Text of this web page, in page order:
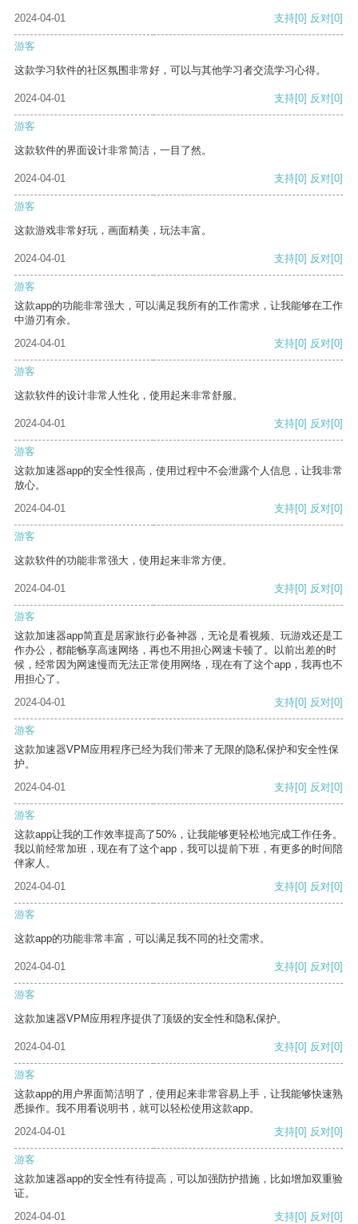
2024-04-01 支持[0] 反对[0]
游客
这款学习软件的社区氛围非常好，可以与其他学习者交流学习心得。
2024-04-01 支持[0] 反对[0]
游客
这款软件的界面设计非常简洁，一目了然。
2024-04-01 支持[0] 反对[0]
游客
这款游戏非常好玩，画面精美，玩法丰富。
2024-04-01 支持[0] 反对[0]
游客
这款app的功能非常强大，可以满足我所有的工作需求，让我能够在工作
中游刃有余。
2024-04-01
支持[0] 反对[0]
游客
这款软件的设计非常人性化，使用起来非常舒服。
2024-04-01 支持[0] 反对[0]
游客
这款加速器app的安全性很高，使用过程中不会泄露个人信息，让我非常
放心。
2024-04-01
支持[0] 反对[0]
游客
这款软件的功能非常强大，使用起来非常方便。
2024-04-01 支持[0] 反对[0]
游客
这款加速器app简直是居家旅行必备神器，无论是看视频、玩游戏还是工
作办公，都能畅享高速网络，再也不用担心网速卡顿了。以前出差的时
候，经常因为网速慢而无法正常使用网络，现在有了这个app，我再也不
用担心了。
2024-04-01
支持[0] 反对[0]
游客
这款加速器VPM应用程序已经为我们带来了无限的隐私保护和安全性保
护。
2024-04-01
支持[0] 反对[0]
游客
这款app让我的工作效率提高了50%，让我能够更轻松地完成工作任务。
我以前经常加班，现在有了这个app，我可以提前下班，有更多的时间陪
伴家人。
2024-04-01
支持[0] 反对[0]
游客
这款app的功能非常丰富，可以满足我不同的社交需求。
2024-04-01 支持[0] 反对[0]
游客
这款加速器VPM应用程序提供了顶级的安全性和隐私保护。
2024-04-01 支持[0] 反对[0]
游客
这款app的用户界面简洁明了，使用起来非常容易上手，让我能够快速熟
悉操作。我不用看说明书，就可以轻松使用这款app。
2024-04-01
支持[0] 反对[0]
游客
这款加速器app的安全性有待提高，可以加强防护措施，比如增加双重验
证。
2024-04-01
支持[0] 反对[0]